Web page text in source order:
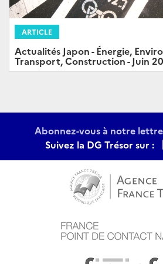
ARTICLE
Actualités Japon - Énergie,
Transport, Construction - Juin
Abonnez-vous à notre
Suivez la DG Trésor sur :